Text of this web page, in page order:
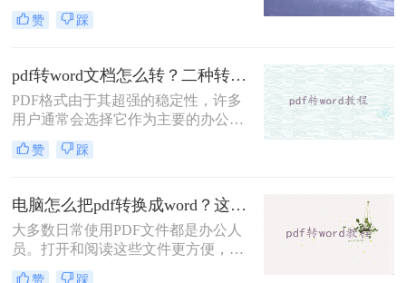
既费时又容易出错；但借助了文档转
换工具，可以将PDF转换为可编辑的
调整条款，轻松完成编辑任务。大家
知道pdf怎么免费转word吗？下面小编
告诉你们~
赞 踩
pdf转word文档怎么转？二种转换方法了解一下！
PDF格式由于其超强的稳定性，许多
用户通常会选择它作为主要的办公文
件。然而，在一些特殊的时刻，优势
会逐渐转化为缺点。例如，如果你想
它们转换成Word来复制它们。那么，
pdf转word文档怎么转呢？这里分享二
个简单的操作方法。让我们来看看。
赞 踩
电脑怎么把pdf转换成word？这两种方法很方便！
大多数日常使用PDF文件都是办公人
员。打开和阅读这些文件更方便，但
在PDF中添加一些内容更困难，这需
赞 踩